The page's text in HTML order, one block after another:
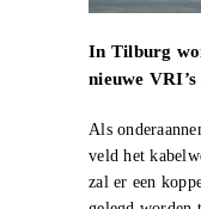
In Tilburg
nieuwe VRI’s
Als
veld het
zal er een